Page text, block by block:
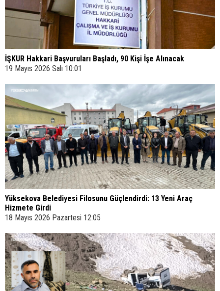
İŞKUR Hakkari Başvuruları Başladı, 90 Kişi İşe Alınacak
19 Mayıs 2026 Salı 10:01
Yüksekova Belediyesi Filosunu Güçlendirdi: 13 Yeni Araç
Hizmete Girdi
18 Mayıs 2026 Pazartesi 12:05